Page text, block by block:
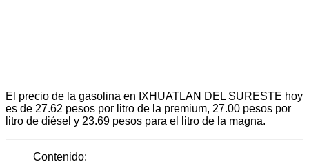
El precio de la gasolina en IXHUATLAN DEL SURESTE hoy
es de 27.62 pesos por litro de la premium, 27.00 pesos por
litro de diésel y 23.69 pesos para el litro de la magna.
Contenido: